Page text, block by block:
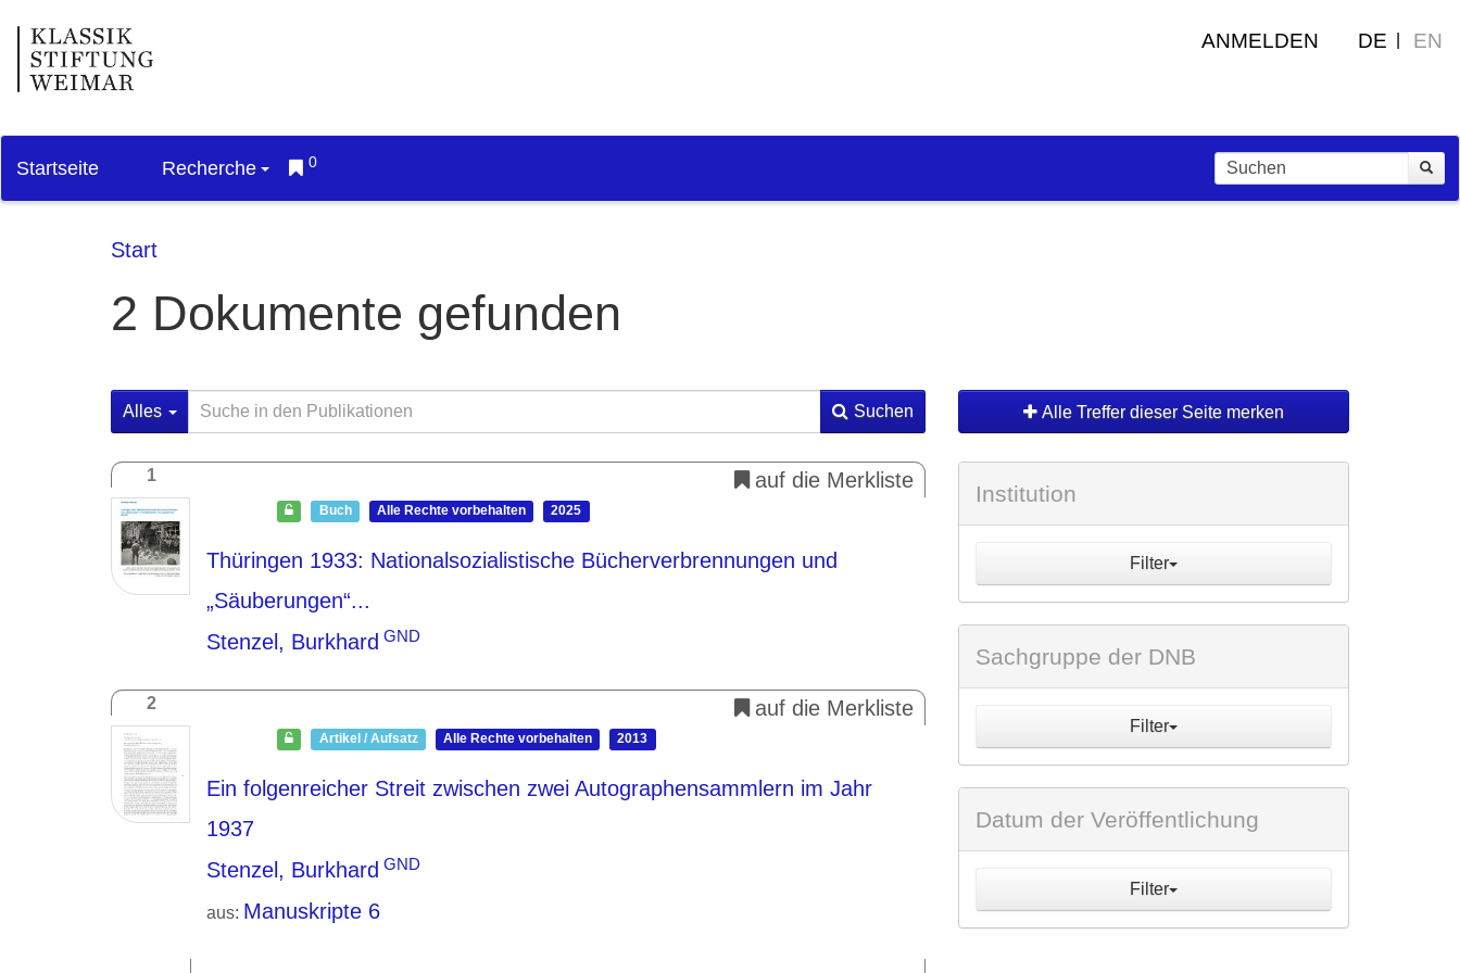
ANMELDEN DE EN
Startseite Recherche 0
Start
2 Dokumente gefunden
Alles Suchen Alle Treffer dieser Seite merken
Institution
Filter
Sachgruppe der DNB
Filter
Datum der Veröffentlichung
Filter
1 auf die Merkliste
Buch Alle Rechte vorbehalten 2025
Thüringen 1933: Nationalsozialistische Bücherverbrennungen und
„Säuberungen“...
Stenzel, Burkhard GND
2 auf die Merkliste
Artikel / Aufsatz Alle Rechte vorbehalten 2013
Ein folgenreicher Streit zwischen zwei Autographensammlern im Jahr
1937
Stenzel, Burkhard GND
aus: Manuskripte 6